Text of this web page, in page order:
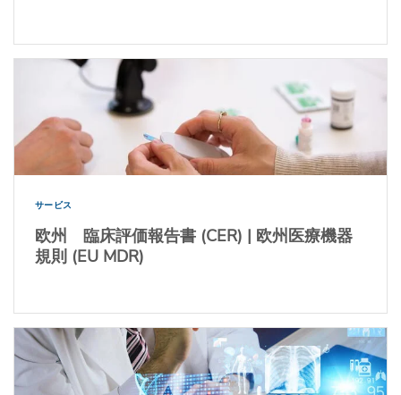
サービス
欧州 臨床評価報告書 (CER) | 欧州医療機器
規則 (EU MDR)